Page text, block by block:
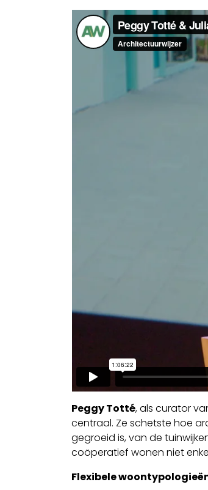
Peggy Totté, als curator
centraal. Ze schetste hoe
gegroeid is, van de
coöperatief wonen niet
Flexibele